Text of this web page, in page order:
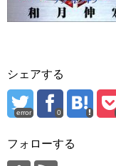
シェアする
error 0
フォローする